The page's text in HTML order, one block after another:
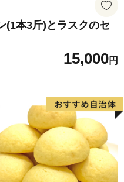
(1本3斤)とラスクのセ
15,000円